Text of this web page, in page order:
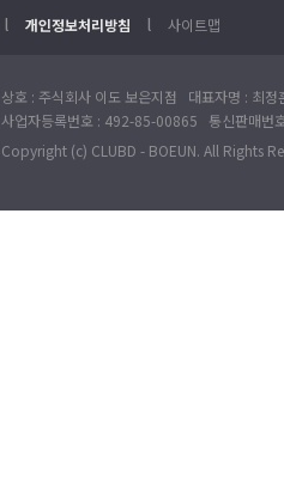
l 개인정보처리방침 l 사이트맵
상호 : 주식회사 이도 보은지점 대표자명 : 최
사업자등록번호 : 492-85-00865 통신판매
Copyright (c) CLUBD - BOEUN. All Rights